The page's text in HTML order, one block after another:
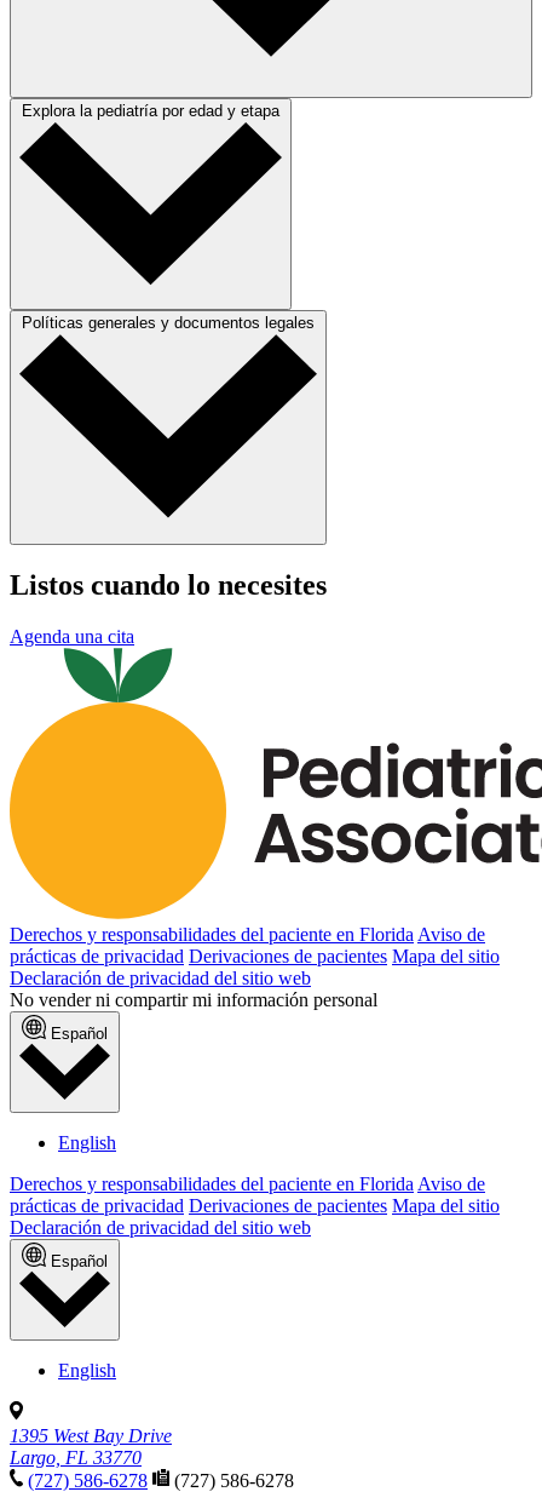
Explora la pediatría por edad y etapa
Políticas generales y documentos legales
Listos cuando lo necesites
Agenda una cita
Derechos y responsabilidades del paciente en Florida Aviso de
prácticas de privacidad Derivaciones de pacientes Mapa del sitio
Declaración de privacidad del sitio web
No vender ni compartir mi información personal
Español
English
Derechos y responsabilidades del paciente en Florida Aviso de
prácticas de privacidad Derivaciones de pacientes Mapa del sitio
Declaración de privacidad del sitio web
Español
English
1395 West Bay Drive
Largo, FL 33770
(727) 586-6278
(727) 586-6278